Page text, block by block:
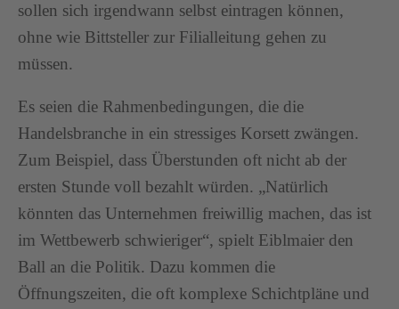
sollen sich irgendwann selbst eintragen können,
ohne wie Bittsteller zur Filialleitung gehen zu
müssen.
Es seien die Rahmenbedingungen, die die
Handelsbranche in ein stressiges Korsett zwängen.
Zum Beispiel, dass Überstunden oft nicht ab der
ersten Stunde voll bezahlt würden. „Natürlich
könnten das Unternehmen freiwillig machen, das ist
im Wettbewerb schwieriger“, spielt Eiblmaier den
Ball an die Politik. Dazu kommen die
Öffnungszeiten, die oft komplexe Schichtpläne und